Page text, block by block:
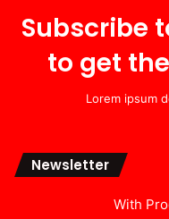
Subscribe
to get
Lorem ipsum
Newsletter
With